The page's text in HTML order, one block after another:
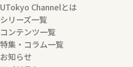
UTokyo Channelとは
シリーズ一覧
コンテンツ一覧
特集・コラム一覧
お知らせ